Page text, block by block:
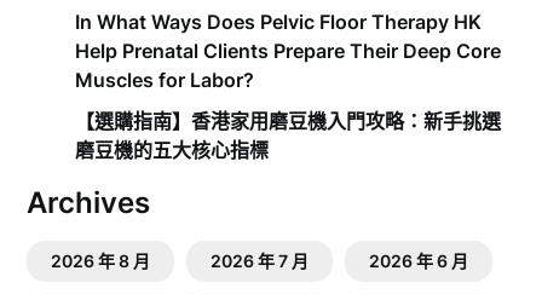
In What Ways Does Pelvic Floor Therapy HK
Help Prenatal Clients Prepare Their Deep Core
Muscles for Labor?
【選購指南】香港家用磨豆機入門攻略：新手挑選
磨豆機的五大核心指標
Archives
2026 年 8 月 2026 年 7 月 2026 年 6 月